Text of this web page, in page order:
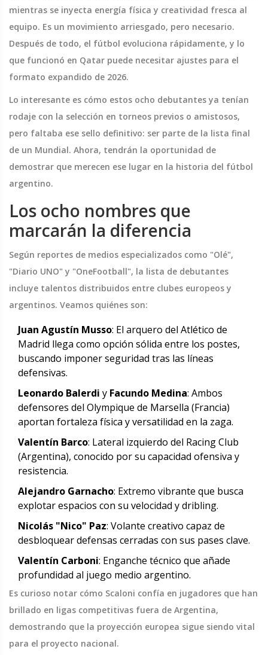
mientras se inyecta energía física y creatividad fresca al
equipo. Es un movimiento arriesgado, pero necesario.
Después de todo, el fútbol evoluciona rápidamente, y lo
que funcionó en Qatar puede necesitar ajustes para el
formato expandido de 2026.
Lo interesante es cómo estos ocho debutantes ya tenían
rodaje con la selección en torneos previos o amistosos,
pero faltaba ese sello definitivo: ser parte de la lista final
de un Mundial. Ahora, tendrán la oportunidad de
demostrar que merecen ese lugar en la historia del fútbol
argentino.
Los ocho nombres que
marcarán la diferencia
Según reportes de medios especializados como "Olé",
"Diario UNO" y "OneFootball", la lista de debutantes
incluye talentos distribuidos entre clubes europeos y
argentinos. Veamos quiénes son:
Juan Agustín Musso: El arquero del Atlético de
Madrid llega como opción sólida entre los postes,
buscando imponer seguridad tras las líneas
defensivas.
Leonardo Balerdi y Facundo Medina: Ambos
defensores del Olympique de Marsella (Francia)
aportan fortaleza física y versatilidad en la zaga.
Valentín Barco: Lateral izquierdo del Racing Club
(Argentina), conocido por su capacidad ofensiva y
resistencia.
Alejandro Garnacho: Extremo vibrante que busca
explotar espacios con su velocidad y dribling.
Nicolás "Nico" Paz: Volante creativo capaz de
desbloquear defensas cerradas con sus pases clave.
Valentín Carboni: Enganche técnico que añade
profundidad al juego medio argentino.
Es curioso notar cómo Scaloni confía en jugadores que han
brillado en ligas competitivas fuera de Argentina,
demostrando que la proyección europea sigue siendo vital
para el proyecto nacional.